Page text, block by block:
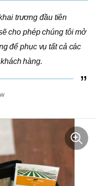
trương đầu tiên
cho phép chúng tôi mở
để phục vụ tất cả các
hàng.